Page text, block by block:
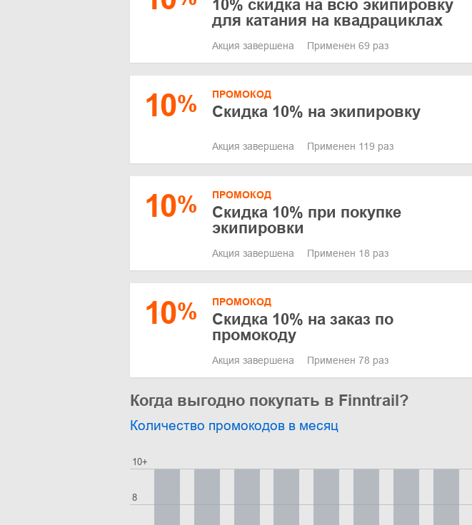
10% скидка на всю экипировку
для катания на квадрациклах
Акция завершена Применен 69 раз
10% ПРОМОКОД
Скидка 10% на экипировку
Акция завершена Применен 119 раз
10% ПРОМОКОД
Скидка 10% при покупке
экипировки
Акция завершена Применен 18 раз
10% ПРОМОКОД
Скидка 10% на заказ по
промокоду
Акция завершена Применен 78 раз
Когда выгодно покупать в Finntrail?
Количество промокодов в месяц
8
10+